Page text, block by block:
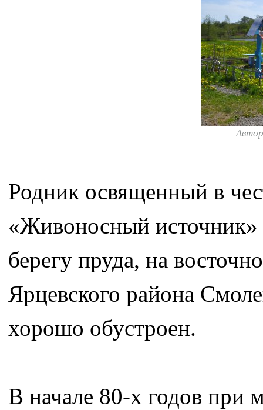
Родник освященный в
«Живоносный источник»
берегу пруда, на
Ярцевского района
хорошо обустроен.
В начале 80-х годов при